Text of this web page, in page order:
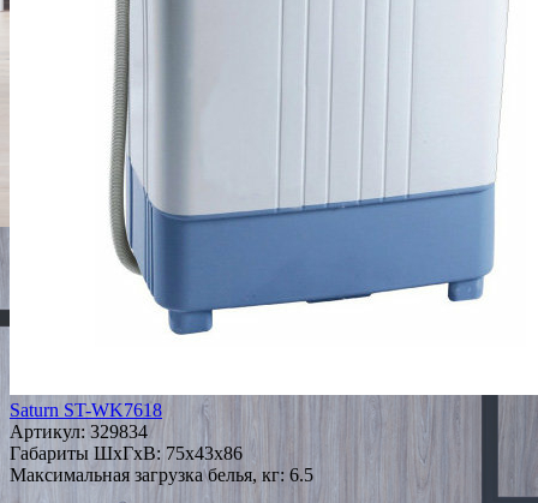
Saturn ST-WK7618
Артикул: 329834
Габариты ШxГxВ: 75x43x86
Максимальная загрузка белья, кг: 6.5